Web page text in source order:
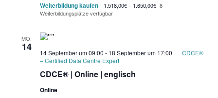
Weiterbildung kaufen
1.518,00€ – 1.650,00€ 8
Weiterbildungsplätze verfügbar
MO.
14
CDCE® | Online | englisch
14 September um 09:00 - 18 September um 17:00
CDCE®
– Certified Data Centre Expert
Online